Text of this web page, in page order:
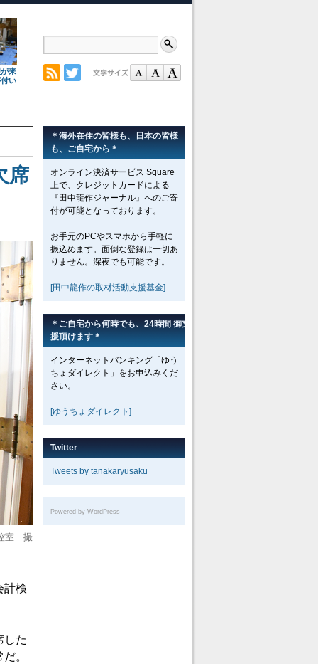
来
い
席
室 撮
計検
した
。
＊海外在住の皆様も、日本の皆様
も、ご自宅から＊
オンライン決済サービス Square
上で、クレジットカードによる
『田中龍作ジャーナル』へのご寄
付が可能となっております。
お手元のPCやスマホから手軽に
振込めます。面倒な登録は一切あ
りません。深夜でも可能です。
[田中龍作の取材活動支援基金]
＊ご自宅から何時でも、24時間 御支
援頂けます＊
インターネットバンキング「ゆう
ちょダイレクト」をお申込みくだ
さい。
[ゆうちょダイレクト]
Twitter
Tweets by tanakaryusaku
Powered by WordPress